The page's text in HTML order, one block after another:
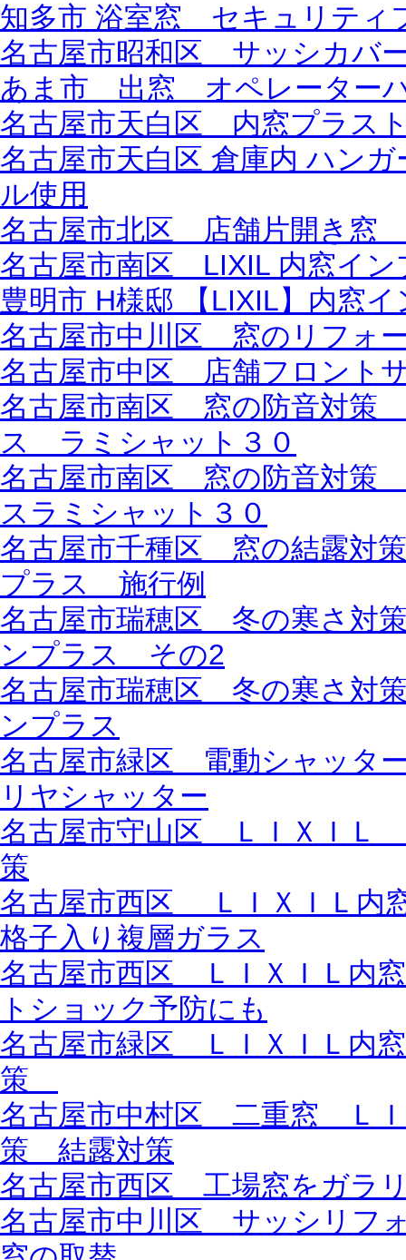
知多市 浴室窓 セキュリティ
名古屋市昭和区 サッシカバ
あま市 出窓 オペレーター
名古屋市天白区 内窓プラ
名古屋市天白区 倉庫内 ハン
ル使用
名古屋市北区 店舗片開き窓
名古屋市南区 LIXIL 内窓イ
豊明市 H様邸 【LIXIL】内窓
名古屋市中川区 窓のリフ
名古屋市中区 店舗フロント
名古屋市南区 窓の防音対策
ス ラミシャット３０
名古屋市南区 窓の防音対策
スラミシャット３０
名古屋市千種区 窓の結露
プラス 施行例
名古屋市瑞穂区 冬の寒さ対
ンプラス その2
名古屋市瑞穂区 冬の寒さ対
ンプラス
名古屋市緑区 電動シャッタ
リヤシャッター
名古屋市守山区 ＬＩＸＩ
策
名古屋市西区 ＬＩＸＩＬ内
格子入り複層ガラス
名古屋市西区 ＬＩＸＩＬ内
トショック予防にも
名古屋市緑区 ＬＩＸＩＬ内
策
名古屋市中村区 二重窓 Ｌ
策 結露対策
名古屋市西区 工場窓をガラ
名古屋市中川区 サッシリフ